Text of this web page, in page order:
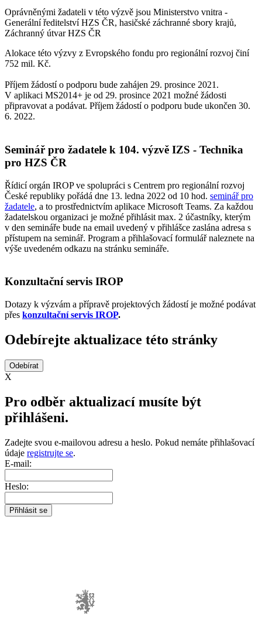
Oprávněnými žadateli v této výzvě jsou Ministerstvo vnitra -
Generální ředitelství HZS ČR, hasičské záchranné sbory krajů,
Záchranný útvar HZS ČR
Alokace této výzvy z Evropského fondu pro regionální rozvoj činí
752 mil. Kč.
Příjem žádostí o podporu bude zahájen 29. prosince 2021.
V aplikaci MS2014+ je od 29. prosince 2021 možné žádosti
připravovat a podávat. Příjem žádostí o podporu bude ukončen 30.
6. 2022.​
Seminář pro žadatele k 104. výzvě IZS - Technika
pro HZS ČR
Řídicí orgán IROP ve spolupráci s Centrem pro regionální rozvoj
České republiky pořádá dne 13. ledna 2022 od 10 hod. seminář pro
žadatele, a to prostřednictvím aplikace Microsoft Teams. Za každou
žadatelskou organizaci je možné přihlásit max. 2 účastníky, kterým
v den semináře bude na email uvedený v přihlášce zaslána adresa s
přístupem na seminář. Program a přihlašovací formulář naleznete na
výše uvedeném odkazu na stránku semináře.
Konzultační servis IROP
Dotazy k výzvám a přípravě projektových žádostí je možné podávat
přes konzultační servis IROP.
Odebírejte aktualizace této stránky
X
Pro odběr aktualizací musíte být
přihlášeni.
Zadejte svou e-mailovou adresu a heslo. Pokud nemáte přihlašovací
údaje registrujte se.
E-mail:
Heslo: